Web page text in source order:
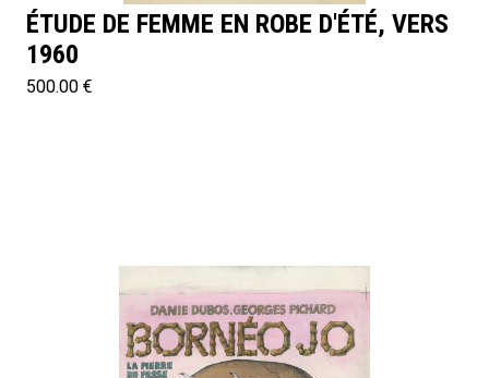
ÉTUDE DE FEMME EN ROBE D'ÉTÉ, VERS
1960
500.00 €